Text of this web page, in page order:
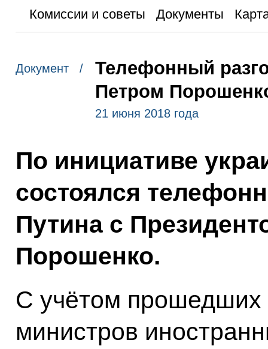
Комиссии и советы
Документы
Документ /
Телефонный
Петром
21 июня 2018 года
По инициативе
состоялся
Путина с
Порошенко.
С учётом прошедших
министров